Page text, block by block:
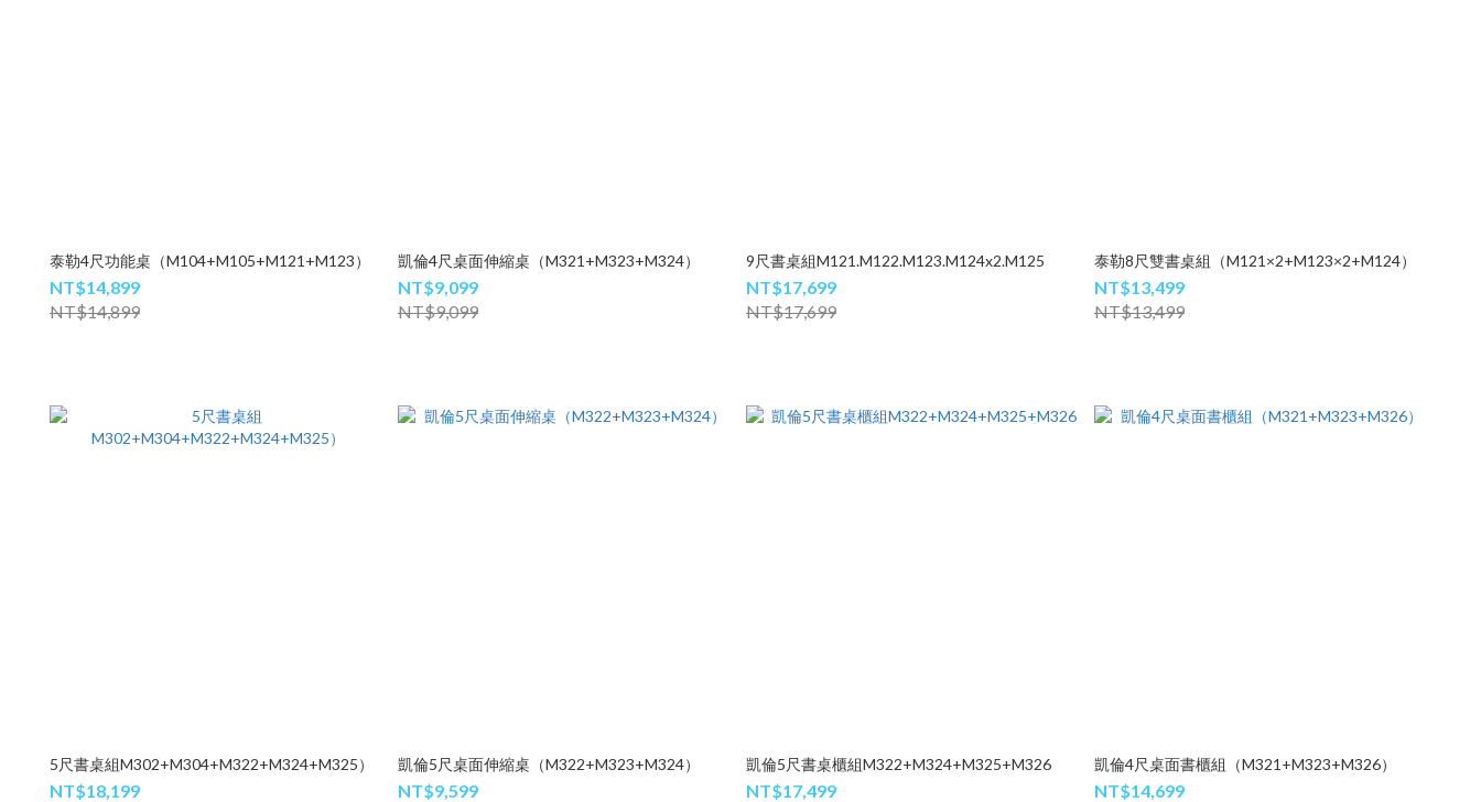
泰勒4尺功能桌（M104+M105+M121+M123）
NT$14,899
NT$14,899
凱倫4尺桌面伸縮桌（M321+M323+M324）
NT$9,099
NT$9,099
9尺書桌組M121.M122.M123.M124x2.M125
NT$17,699
NT$17,699
泰勒8尺雙書桌組（M121×2+M123×2+M124）
NT$13,499
NT$13,499
5尺書桌組M302+M304+M322+M324+M325）
NT$18,199
凱倫5尺桌面伸縮桌（M322+M323+M324）
NT$9,599
凱倫5尺書桌櫃組M322+M324+M325+M326
NT$17,499
凱倫4尺桌面書櫃組（M321+M323+M326）
NT$14,699